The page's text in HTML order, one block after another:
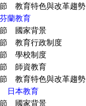
特色與改革趨勢
蘭教育
家背景
育行政制度
校制度
資教育
特色與改革趨勢
日本教育
家背景